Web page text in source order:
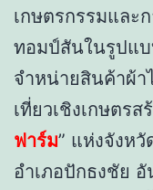
เกษตรกรรมและ
ทอมป์สันในรูปแบ
จำหน่ายสินค้าผ้า
เที่ยวเชิงเกษตร
ฟาร์ม” แห่งจังห
อำเภอปักธงชัย อั